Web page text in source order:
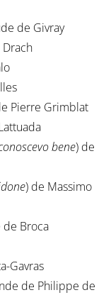
de Givray
Pierre Grimblat
bene) de
) de Massimo
Broca
Gavras
de Philippe de